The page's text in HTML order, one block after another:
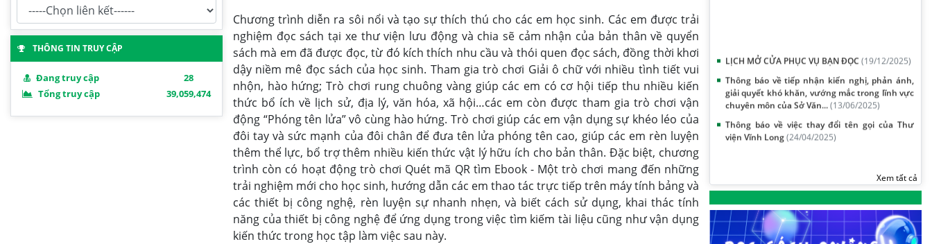
THÔNG TIN TRUY CẬP
Đang truy cập
Tổng truy cập
28
39,059,474
Chương trình diễn ra sôi nổi và tạo sự thích thú cho các em học sinh. Các em được trải
nghiệm đọc sách tại xe thư viện lưu động và chia sẽ cảm nhận của bản thân về quyển
sách mà em đã được đọc, từ đó kích thích nhu cầu và thói quen đọc sách, đồng thời khơi
dậy niềm mê đọc sách của học sinh. Tham gia trò chơi Giải ô chữ với nhiều tình tiết vui
nhộn, hào hứng; Trò chơi rung chuông vàng giúp các em có cơ hội tiếp thu nhiều kiến
thức bổ ích về lịch sử, địa lý, văn hóa, xã hội…các em còn được tham gia trò chơi vận
động “Phóng tên lửa” vô cùng hào hứng. Trò chơi giúp các em vận dụng sự khéo léo của
đôi tay và sức mạnh của đôi chân để đưa tên lửa phóng tên cao, giúp các em rèn luyện
thêm thể lực, bổ trợ thêm nhiều kiến thức vật lý hữu ích cho bản thân. Đặc biệt, chương
trình còn có hoạt động trò chơi Quét mã QR tìm Ebook - Một trò chơi mang đến những
trải nghiệm mới cho học sinh, hướng dẫn các em thao tác trực tiếp trên máy tính bảng và
các thiết bị công nghệ, rèn luyện sự nhanh nhẹn, và biết cách sử dụng, khai thác tính
năng của thiết bị công nghệ để ứng dụng trong việc tìm kiếm tài liệu cũng như vận dụng
kiến thức trong học tập làm việc sau này.
Thông báo về tiếp nhận kiến nghị, phản ánh,
giải quyết khó khăn, vướng mắc trong lĩnh vực
chuyên môn của Sở Văn...(13/06/2025)
Thông báo về việc thay đổi tên gọi của Thư
viện Vĩnh Long(24/04/2025)
Xem tất cả